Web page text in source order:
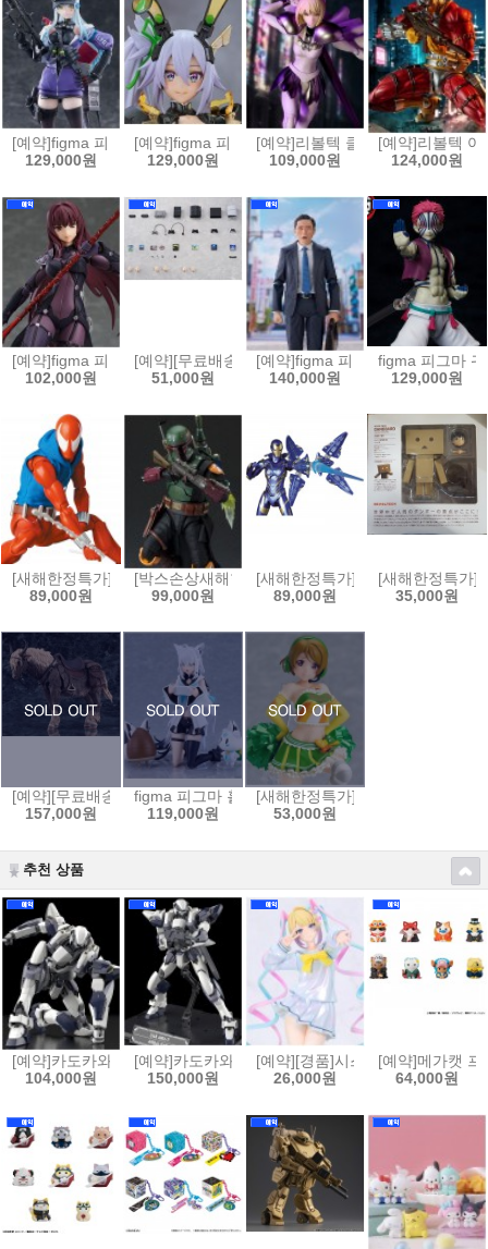
[예약]figma 피그마 소녀전선2 망명 - 클루카이[4545784070420]
129,000원
[예약]figma 피그마 바니 슈트 플래닝 - 실버 배럴
129,000원
[예약]리볼텍 클레이모어 - 클레
109,000원
[예약]리볼텍
124,000원
[예약]figma 피그마 Fate/Grand Order 랜서/스카사하
102,000원
[예약][무료배송]figma 피그마 플러스 플레이스테이
51,000원
[예약]figma 피그마 고독한 미식
140,000원
figma 피그마
129,000원
[새해한정특가]MAFEX No.186 스칼렛 스파이더(코믹 COMIC
89,000원
[박스손상새해한정특가]S.H.Figuarts 스타워즈:북
99,000원
[새해한정특가]MAFEX 마펙스
89,000원
[새해한정특가]
35,000원
[예약][무료배송]figma 피그마 엘든링 - 영마 토렌트[4545784069653]
157,000원
figma 피그마 홀로라이브 - 시라카미 후부키
119,000원
[새해한정특가]figFIX 피그픽스
53,000원
추천 상품
[예약]카도카와 플라스틱 모델 시리즈 풀 메탈 패닉 - 아바레스트
104,000원
[예약]카도카와 플라스틱 모델 시리즈 풀 메탈 패닉
150,000원
[예약][경품]시스템 서비스 Vivit
26,000원
[예약]메가캣
64,000원